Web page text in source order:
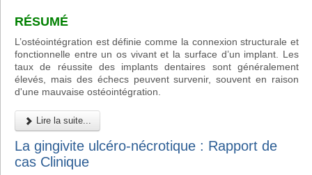
RÉSUMÉ
L’ostéointégration est définie comme la connexion structurale et
fonctionnelle entre un os vivant et la surface d’un implant. Les
taux de réussite des implants dentaires sont généralement
élevés, mais des échecs peuvent survenir, souvent en raison
d'une mauvaise ostéointégration.
Lire la suite...
La gingivite ulcéro-nécrotique : Rapport de
cas Clinique